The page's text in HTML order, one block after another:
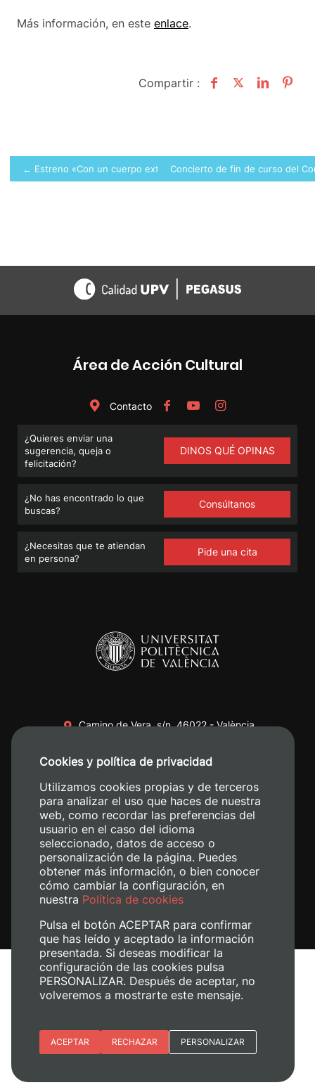
Más información, en este enlace.
Compartir :
Navegación
de
← Estreno «Con un cuerpo extraño»Concierto de fin de curso del
Área de Acción Cultural
Contacto
¿Quieres enviar una
sugerencia, queja o
felicitación?
DINOS QUÉ OPINAS
¿No has encontrado lo que
buscas?
Consúltanos
¿Necesitas que te atiendan
en persona?
Pide una cita
Camino de Vera, s/n. 46022 - València
+34 620 04 00 50
Aviso legal
Política de cookies
Gestionar cookies
Cookies y política de privacidad
Utilizamos cookies propias y de terceros
para analizar el uso que haces de nuestra
web, como recordar las preferencias del
usuario en el caso del idioma
seleccionado, datos de acceso o
personalización de la página. Puedes
obtener más información, o bien conocer
cómo cambiar la configuración, en
nuestra Política de cookies
Pulsa el botón ACEPTAR para confirmar
que has leído y aceptado la información
presentada. Si deseas modificar la
configuración de las cookies pulsa
PERSONALIZAR. Después de aceptar, no
volveremos a mostrarte este mensaje.
Esenciales
ACEPTAR RECHAZAR PERSONALIZAR